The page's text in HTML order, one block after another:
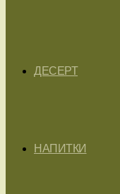
ДЕСЕРТ
НАПИТКИ